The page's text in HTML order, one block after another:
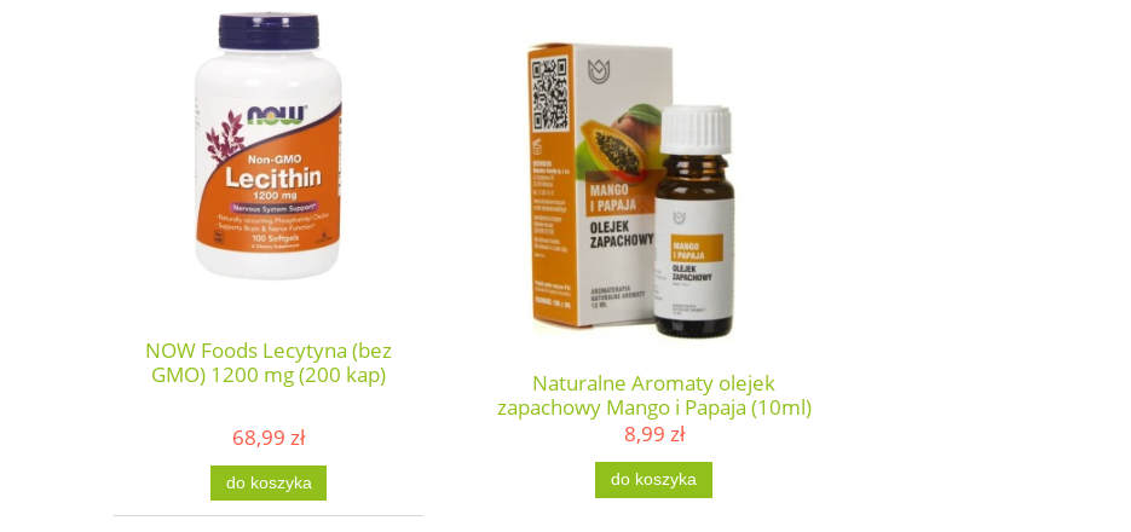
NOW Foods Lecytyna (bez
GMO) 1200 mg (200 kap)
68,99 zł
do koszyka
Naturalne Aromaty olejek
zapachowy Mango i Papaja (10ml)
8,99 zł
do koszyka